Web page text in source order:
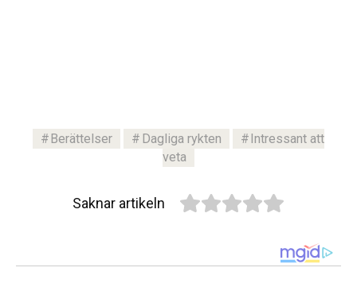
Berättelser Dagliga rykten
Intressant att
veta
Saknar artikeln